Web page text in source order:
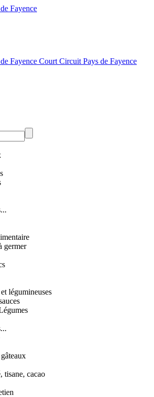
Court Circuit Pays de Fayence
germer
légumineuses
tisane, cacao